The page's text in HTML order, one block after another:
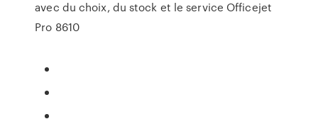
avec du choix, du stock et le service Officejet
Pro 8610